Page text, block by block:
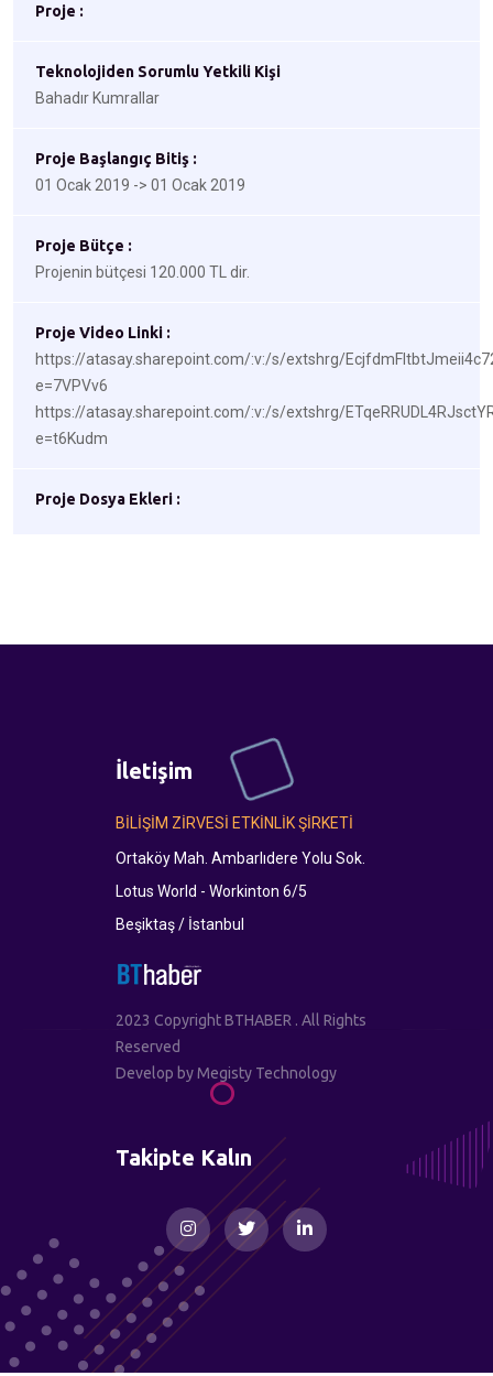
Proje :
Teknolojiden Sorumlu Yetkili Kişi
Bahadır Kumrallar
Proje Başlangıç Bitiş :
01 Ocak 2019 -> 01 Ocak 2019
Proje Bütçe :
Projenin bütçesi 120.000 TL dir.
Proje Video Linki :
https://atasay.sharepoint.com/:v:/s/extshrg/
e=7VPVv6
https://atasay.sharepoint.com/:v:/s/extshrg/
e=t6Kudm
Proje Dosya Ekleri :
İletişim
BİLİŞİM ZİRVESİ ETKİNLİK ŞİRKETİ
Ortaköy Mah. Ambarlıdere Yolu Sok.
Lotus World - Workinton 6/5
Beşiktaş / İstanbul
2023 Copyright BTHABER . All Rights
Reserved
Develop byMegisty Technology
Takipte Kalın